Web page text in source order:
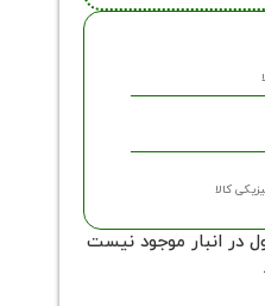
کالا
در انبار موجود نیست